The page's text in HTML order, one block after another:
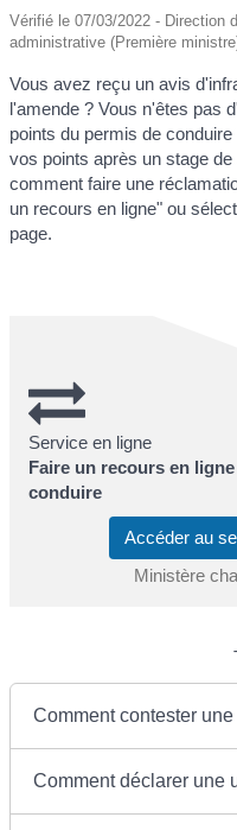
Vérifié le 07/03/2022 - Direction
administrative (Première
Vous avez reçu un avis
l'amende ? Vous n'êtes pas
points du permis de
vos points après un stage
comment faire une
un recours en ligne" ou
page.
Service en ligne
Faire un recours en
conduire
Accéder au
Ministère
Comment contester
Comment déclarer une